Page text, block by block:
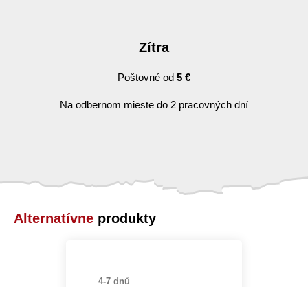
Zítra
Poštovné od 5 €
Na odbernom mieste do 2 pracovných dní
Alternatívne produkty
4-7 dnů